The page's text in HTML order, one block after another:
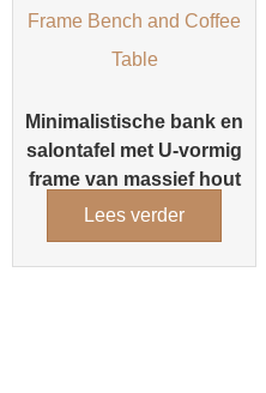
Minimalistische bank en
salontafel met U-vormig
frame van massief hout
Lees verder